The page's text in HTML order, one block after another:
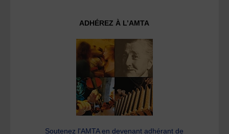
ADHÉREZ À L’AMTA
Soutenez l'AMTA en devenant adhérant de